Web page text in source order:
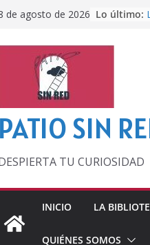
de agosto de 2026 Lo último:
PATIO SIN
TU CURIOSIDAD
INICIO LA
QUIÉNES SOMOS